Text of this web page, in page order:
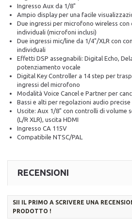
Ingresso Aux da 1/8"
Ampio display per una facile
Due ingressi per microfono wireless
individuali (microfoni inclusi)
Due ingressi mic/line da 1/4"/XLR con
individuali
Effetti DSP assegnabili: Digital Echo,
potenziamento vocale
Digital Key Controller a 14 step per
ingressi del microfono
Modalità Voice Cancel e Partner per
Bassi e alti per regolazioni audio
Uscite: Aux 1/8" con controlli di volume
(L/R XLR), uscita HDMI
Ingresso CA 115V
Compatibile NTSC/PAL
RECENSIONI
SII IL PRIMO A SCRIVERE UNA
PRODOTTO !